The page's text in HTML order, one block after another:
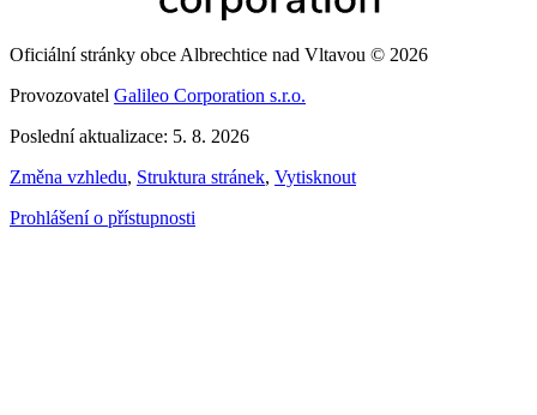
Oficiální stránky obce Albrechtice nad Vltavou © 2026
Provozovatel Galileo Corporation s.r.o.
Poslední aktualizace: 5. 8. 2026
Změna vzhledu, Struktura stránek, Vytisknout
Prohlášení o přístupnosti